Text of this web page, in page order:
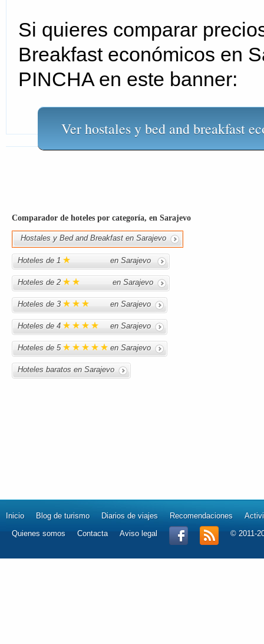
Si quieres comparar
Breakfast económicos en
PINCHA en este banner:
Ver hostales y bed and breakfast
Comparador de hoteles por categoría, en Sarajevo
Hostales y Bed and Breakfast en Sarajevo
Hoteles de 1 en Sarajevo
Hoteles de 2 en Sarajevo
Hoteles de 3 en Sarajevo
Hoteles de 4 en Sarajevo
Hoteles de 5 en Sarajevo
Hoteles baratos en Sarajevo
Inicio Blog de turismo Diarios de viajes Recomendaciones
Quienes somos
Contacta Aviso legal © 2011-